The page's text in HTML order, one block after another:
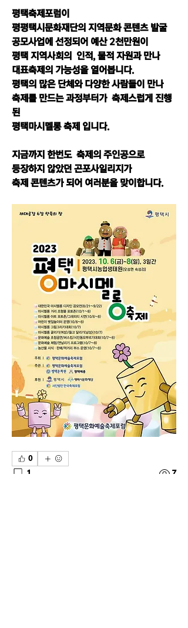
평택축제포럼이
평평택시문화재단의 지역문화 콘텐츠 발굴
공모사업에 선정되어 예산 2천만원이
평택 지역사회의  인적, 물적 자원과 만나
대표축제의 가능성을 열어봅니다.
평택의 많은 단체와 다양한 사람들이 만나
축제를 만드는 과정부터가  축제스럽게 진행
된
평택마시멜롱 축제 입니다.
지금까지 한번도  축제의 주인공으로
등장하지 않았던 곤포사일리지가
축제 콘텐츠가 되어 여러분을 맞이합니다.
0
1 7